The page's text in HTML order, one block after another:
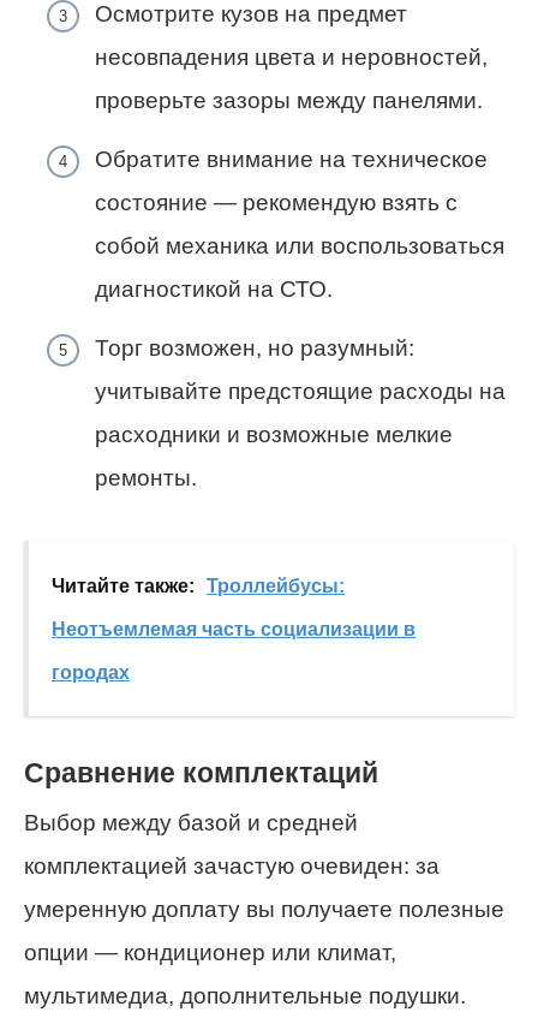
Осмотрите кузов на предмет
несовпадения цвета и неровностей,
проверьте зазоры между панелями.
Обратите внимание на техническое
состояние — рекомендую взять с
собой механика или воспользоваться
диагностикой на СТО.
Торг возможен, но разумный:
учитывайте предстоящие расходы на
расходники и возможные мелкие
ремонты.
Читайте также: Троллейбусы:
Неотъемлемая часть социализации в
городах
Сравнение комплектаций
Выбор между базой и средней
комплектацией зачастую очевиден: за
умеренную доплату вы получаете полезные
опции — кондиционер или климат,
мультимедиа, дополнительные подушки.